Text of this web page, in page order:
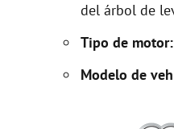
del árbol de
Tipo de motor:
Modelo de